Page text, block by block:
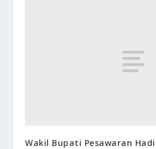
Wakil Bupati Pesawaran